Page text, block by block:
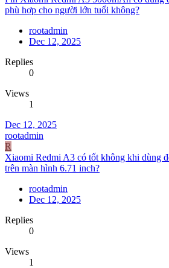
phù hợp cho người lớn tuổi không?
rootadmin
Dec 12, 2025
Replies
0
Views
1
Dec 12, 2025
rootadmin
R
Xiaomi Redmi A3 có tốt không khi dùng
trên màn hình 6.71 inch?
rootadmin
Dec 12, 2025
Replies
0
Views
1